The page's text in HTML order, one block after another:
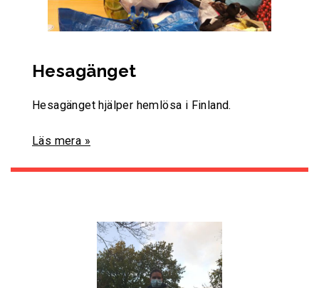
Hesagänget
Hesagänget hjälper hemlösa i Finland.
Läs mera »